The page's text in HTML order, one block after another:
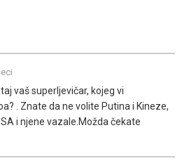
vaš superljevičar, kojeg vi
. Znate da ne volite Putina i Kineze,
i njene vazale.Možda čekate